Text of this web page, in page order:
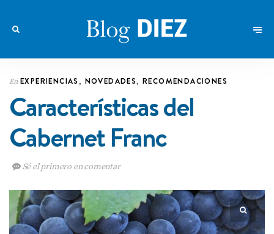
En EXPERIENCIAS, NOVEDADES,RECOMENDACIONES
Características del
Cabernet Franc
Sé el primero en comentar